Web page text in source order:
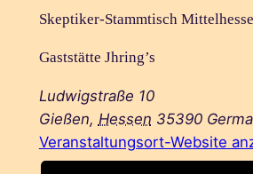
Skeptiker-Stammtisch
Gaststätte Jhring’s
Ludwigstraße 10
Gießen, Hessen 35390
Veranstaltungsort-Website